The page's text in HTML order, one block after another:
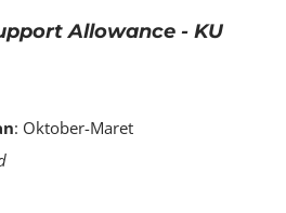
Allowance - KU
: Oktober-Maret